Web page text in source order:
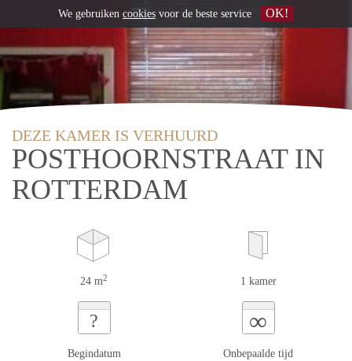
DEZE KAMER IS VERHUURD
POSTHOORNSTRAAT IN
ROTTERDAM
24 m2 1 kamer
?
Begindatum
∞
Onbepaalde tijd
We gebruiken cookies voor de beste service OK!